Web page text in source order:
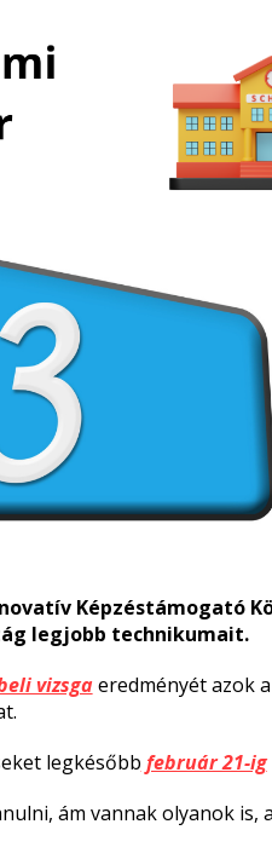
Képzéstámogató
legjobb technikumait.
vizsgaeredményét azok
legkésőbb február 21-ig
ám vannak olyanok is,